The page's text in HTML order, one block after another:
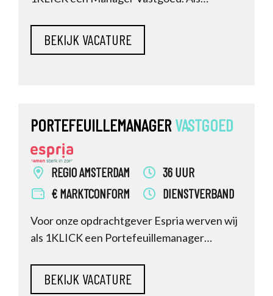
je impact maken binnen een maatschappelijk
relevante organisatie. Hierbij ga je richting
PORTEFEUILLEMANAGERVASTGOED
REGIO AMSTERDAM
36 UUR
€ MARKTCONFORM
DIENSTVERBAND
Voor onze opdrachtgever Espria werven wij
als 1KLICK een Portefeuillemanager
bijdragen aan een vastgoedomgeving waarin
zorgprofessionals optimaal hun werk kunnen